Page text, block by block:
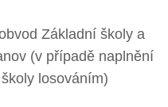
Základní školy a
(v případě naplnění
losováním)